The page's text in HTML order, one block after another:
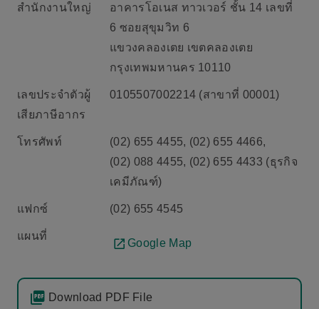
สำนักงานใหญ่
อาคารโอเนส ทาวเวอร์ ชั้น 14 เลขที่
6 ซอยสุขุมวิท 6
แขวงคลองเตย เขตคลองเตย
กรุงเทพมหานคร 10110
เลขประจำตัวผู้
เสียภาษีอากร
0105507002214 (สาขาที่ 00001)
โทรศัพท์
(02) 655 4455, (02) 655 4466,
(02) 088 4455, (02) 655 4433 (ธุรกิจ
เคมีภัณฑ์)
แฟกซ์ (02) 655 4545
แผนที่
Google Map
Download PDF File